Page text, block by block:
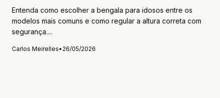
Entenda como escolher a bengala para idosos entre os
modelos mais comuns e como regular a altura correta com
segurança....
Carlos Meirelles• 26/05/2026